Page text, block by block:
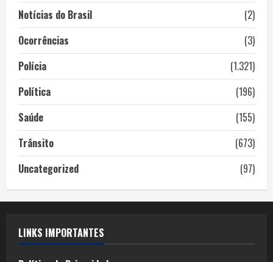
Notícias do Brasil
(2)
Ocorrências
(3)
Polícia
(1.321)
Política
(196)
Saúde
(155)
Trânsito
(673)
Uncategorized
(97)
LINKS IMPORTANTES